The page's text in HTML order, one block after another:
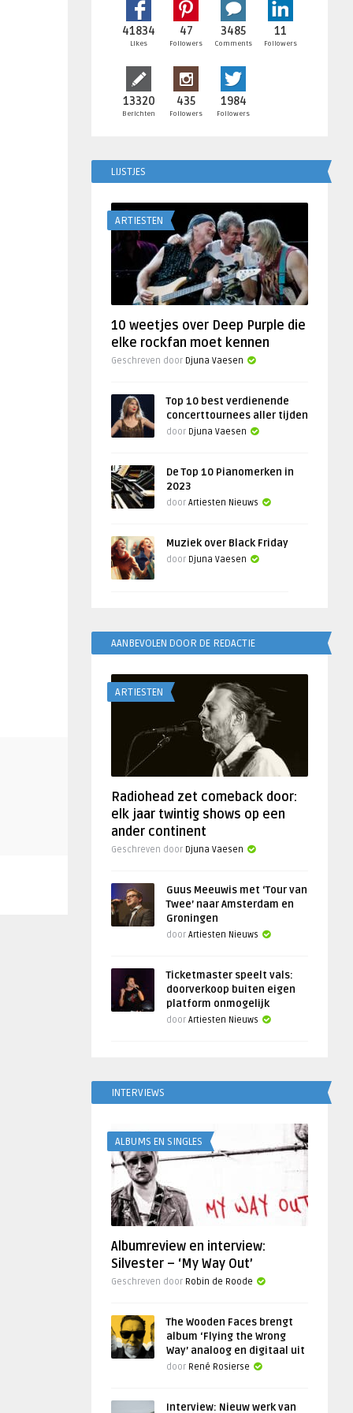
41834
Likes
47
Followers
3485
Comments
11
Followers
13320
Berichten
435
Followers
1984
Followers
LIJSTJES
ARTIESTEN
10 weetjes over Deep Purple die
elke rockfan moet kennen
Geschreven door Djuna Vaesen
Top 10 best verdienende
concerttournees aller tijden
door Djuna Vaesen
De Top 10 Pianomerken in
2023
door Artiesten Nieuws
Muziek over Black Friday
door Djuna Vaesen
AANBEVOLEN DOOR DE REDACTIE
ARTIESTEN
Radiohead zet comeback door:
elk jaar twintig shows op een
ander continent
Geschreven door Djuna Vaesen
Guus Meeuwis met ‘Tour van
Twee’ naar Amsterdam en
Groningen
door Artiesten Nieuws
Ticketmaster speelt vals:
doorverkoop buiten eigen
platform onmogelijk
door Artiesten Nieuws
INTERVIEWS
ALBUMS EN SINGLES
Albumreview en interview:
Silvester – ‘My Way Out’
Geschreven door Robin de Roode
The Wooden Faces brengt
album ‘Flying the Wrong
Way’ analoog en digitaal uit
door René Rosierse
Interview: Nieuw werk van